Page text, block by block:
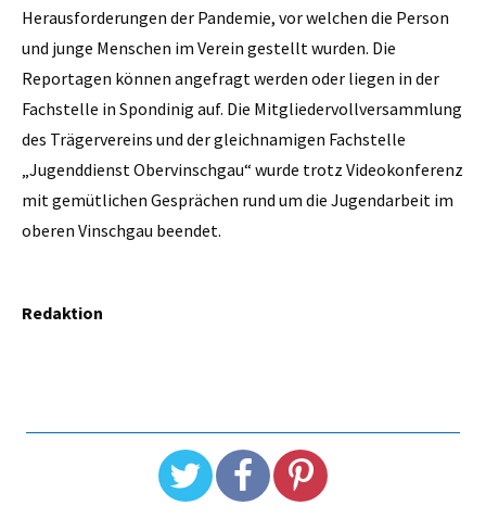
Herausforderungen der Pandemie, vor welchen die Person
und junge Menschen im Verein gestellt wurden. Die
Reportagen können angefragt werden oder liegen in der
Fachstelle in Spondinig auf. Die Mitgliedervollversammlung
des Trägervereins und der gleichnamigen Fachstelle
„Jugenddienst Obervinschgau“ wurde trotz Videokonferenz
mit gemütlichen Gesprächen rund um die Jugendarbeit im
oberen Vinschgau beendet.
Redaktion